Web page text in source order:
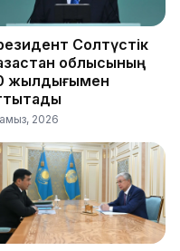
Солтүстік
облысының
жылдығымен
2026